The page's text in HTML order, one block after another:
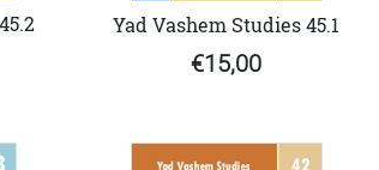
Yad Vashem Studies 45.1
€15,00